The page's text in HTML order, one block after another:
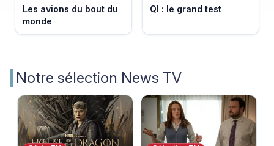
Les avions du bout du
monde
QI : le grand test
Notre sélection News TV